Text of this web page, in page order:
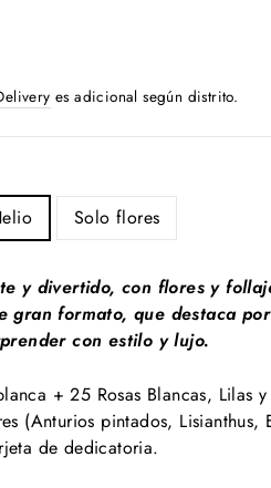
es adicional según distrito.
Solo flores
y divertido, con flores y
gran formato, que destaca
con estilo y lujo.
+ 25 Rosas Blancas, Lilas
(Anturios pintados, Lisianthus,
de dedicatoria.